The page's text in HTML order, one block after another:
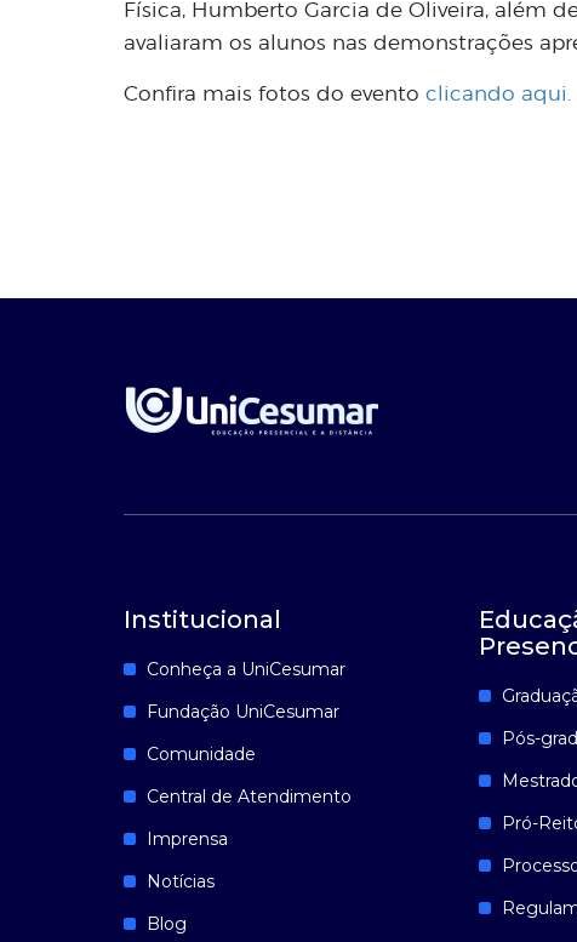
Física, Humberto Garcia de Oliveira, além
avaliaram os alunos nas demonstrações
Confira mais fotos do evento clicando aqui.
Institucional
Conheça a UniCesumar
Fundação UniCesumar
Comunidade
Central de Atendimento
Imprensa
Notícias
Blog
Pós-
Pró-